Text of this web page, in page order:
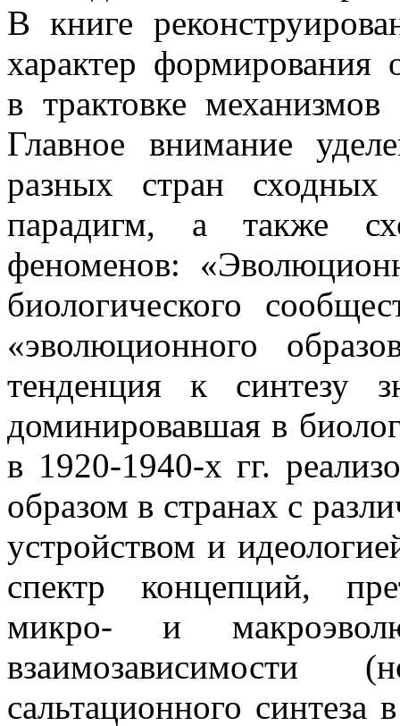
В книге
характер формирования
в трактовке
Главное внимание
разных стран
парадигм, а также
феноменов:
биологического
«эволюционного
тенденция к синтезу
доминировавшая в
в 1920-1940-х гг.
образом в странах с
устройством и
спектр концепций,
микро- и
взаимозависимости
сальтационного